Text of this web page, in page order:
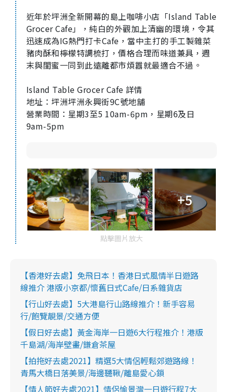
近年於坪洲全新開幕的島上咖啡小店「Island Table
Grocer Cafe」，純白的外觀加上清幽的環境，令其
迅速成為IG熱門打卡Cafe ，當中主打的手工製雜菜
豬肉酥和檸檬特調梳打，價格合理而味道兼具，週
末與閨蜜一同到此遠離都市煩囂就最適合不過。
Island Table Grocer Cafe 詳情
地址：坪洲坪洲永興街9C號地舖
營業時間：星期3至5 10am-6pm ，星期6及日
9am-5pm
+5
點擊圖片放大
【香港好去處】免飛日本！香港日式風情半日遊路
線推介 港版小京都/懷舊日式Cafe/日系雜貨店
【行山好去處】5大港島行山路線推介！新手容易
行/飽覽靚景/交通方便
【假日好去處】黃金海岸一日遊6大行程推介！港版
千島湖/海岸壁畫/鎌倉茶屋
【拍拖好去處2021】精選5大情侶輕鬆郊遊路線！
青馬大橋日落美景/海邊韆鞦/離島愛心鎖
【情人節好去處2021】情侶愉景灣一日遊行程7大